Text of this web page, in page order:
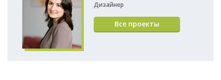
Дизайнер
Все проекты